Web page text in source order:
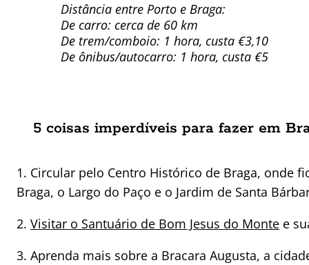
Distância entre Porto e Braga:
De carro: cerca de 60 km
De trem/comboio: 1 hora, custa €3,10
De ônibus/autocarro: 1 hora, custa €5
5 coisas imperdíveis para fazer em
1. Circular pelo Centro Histórico de Braga, onde
Braga, o Largo do Paço e o Jardim de Santa
2. Visitar o Santuário de Bom Jesus do Monte e
3. Aprenda mais sobre a Bracara Augusta, a